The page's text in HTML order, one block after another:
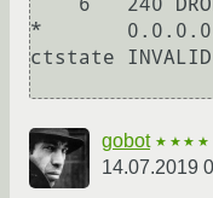
*
ctstate INVALID
gobot ★★★★
14.07.2019